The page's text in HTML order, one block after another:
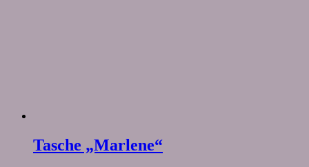
Tasche „Marlene“